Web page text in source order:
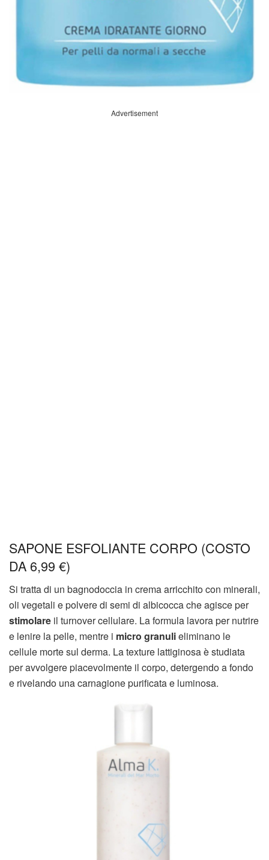
Advertisement
SAPONE ESFOLIANTE CORPO (COSTO
DA 6,99 €)
Si tratta di un bagnodoccia in crema arricchito con minerali,
oli vegetali e polvere di semi di albicocca che agisce per
stimolare il turnover cellulare. La formula lavora per nutrire
e lenire la pelle, mentre i micro granulieliminano le
cellule morte sul derma. La texture lattiginosa è studiata
per avvolgere piacevolmente il corpo, detergendo a fondo
e rivelando una carnagione purificata e luminosa.